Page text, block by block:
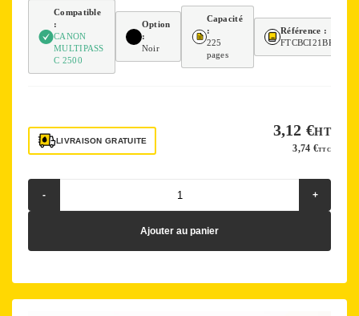
Compatible
:
CANON
MULTIPASS
C 2500
Option
:
Noir
Capacité
:
225
pages
Référence :
FTCBCI21BK
LIVRAISON GRATUITE
3,12 €HT
3,74 €TTC
- +
Ajouter au panier